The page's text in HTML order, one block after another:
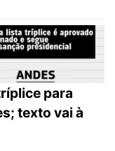
para
texto vai à